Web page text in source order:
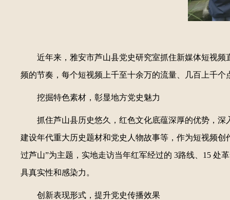
近年来，雅安市芦山县党史研究室抓住新媒体短视
频的节奏，每个短视频上千至十余万的流量、几百上千
挖掘特色素材，彰显地方党史魅力
抓住芦山县历史悠久，红色文化底蕴深厚的优势，
建设年代重大历史题材和党史人物故事等，作为短视频
过芦山”为主题，实地走访当年红军经过的 3路线、15 处
具真实性和感染力。
创新表现形式，提升党史传播效果